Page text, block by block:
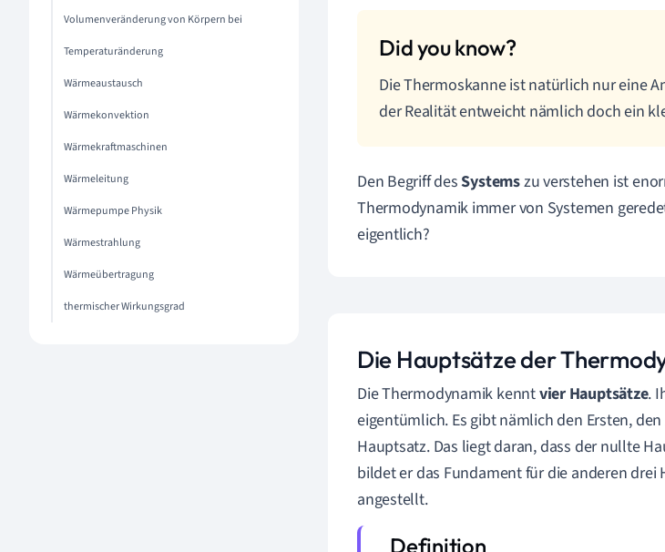
Volumenveränderung von Körpern bei
Temperaturänderung
Wärmeaustausch
Wärmekonvektion
Wärmekraftmaschinen
Wärmeleitung
Wärmepumpe Physik
Wärmestrahlung
Wärmeübertragung
thermischer Wirkungsgrad
Die Thermoskanne ist natürlich nur eine
der Realität entweicht nämlich doch ein
Den Begriff desSystemszu verstehen ist
Thermodynamik immer von Systemen
eigentlich?
Die Hauptsätze der
Die Thermodynamik kenntvier Hauptsätze.
eigentümlich. Es gibt nämlich den Ersten,
Hauptsatz. Das liegt daran, dass der nullte
bildet er das Fundament für die anderen
angestellt.